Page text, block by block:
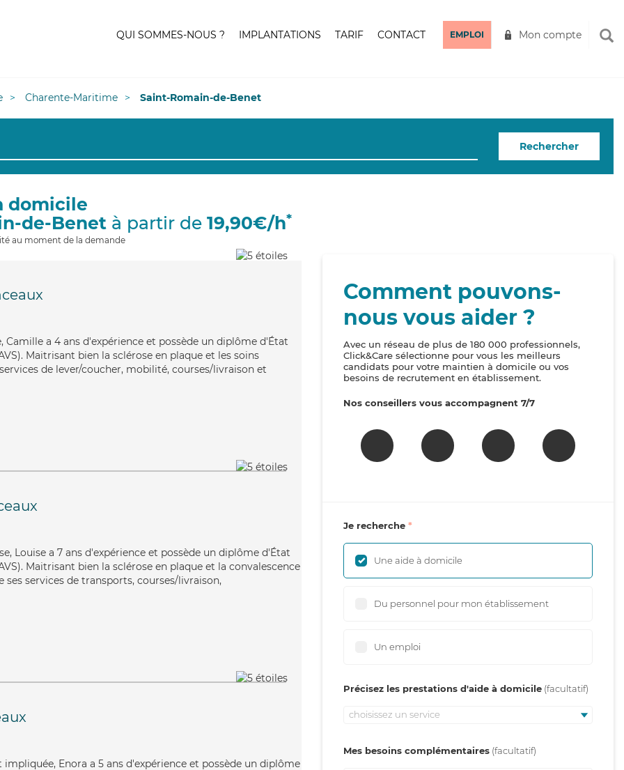
QUI SOMMES-NOUS ? IMPLANTATIONS TARIF CONTACT EMPLOI Mon compte
Charente-Maritime Saint-Romain-de-Benet
Rechercher
domicile
de-Benet à partir de 19,90€/h*
au moment de la demande
Camille a 4 ans d'expérience et possède un diplôme d'État
Maitrisant bien la sclérose en plaque et les soins
de lever/coucher, mobilité, courses/livraison et
Louise a 7 ans d'expérience et possède un diplôme d'État
Maitrisant bien la sclérose en plaque et la convalescence
services de transports, courses/livraison,
Enora a 5 ans d'expérience et possède un diplôme
Comment pouvons-
nous vous aider ?
Avec un réseau de plus de 180 000 professionnels,
Click&Care sélectionne pour vous les meilleurs
candidats pour votre maintien à domicile ou vos
besoins de recrutement en établissement.
Nos conseillers vous accompagnent 7/7
Je recherche
Une aide à domicile
Du personnel pour mon établissement
Un emploi
Précisez les prestations d'aide à domicile
choisissez un service
Mes besoins complémentaires